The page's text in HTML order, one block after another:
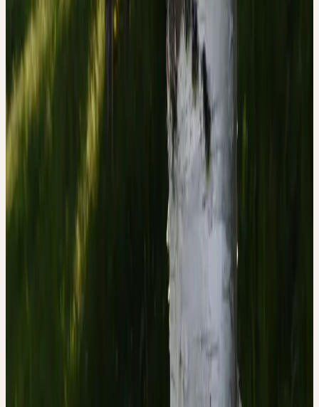
goutte et les affections rhumatismales. La sève de bouleau, récoltée
en mars avant le débourrement, était bue comme tonique général et
«purificateur du sang». En externe, les feuilles et le goudron de
bouleau étaient utilisés pour les maladies cutanées, notamment le
psoriasis et l'eczéma.
Dans la sémiologie Ceres, le bouleau incarne la clarté lumineuse et
la dépuration: les troncs blancs, le feuillage pendant et lumineux,
la délicatesse des chatons — le bouleau est la plante du printemps
aéré et clair, qui libère tout ce qui est devenu lourd.
1. Hänsel, R. & Steinegger, E. Hänsel / Sticher
Pharmakognosie Phytopharmazie. (Wissenschaftliche
Verlagsgesellschaft GmbH, Stuttgart, Deutschland, 2015).
2. Madaus, G. MADAUS LEHRBUCH DER
BIOLOGISCHEN HEILMITTEL BAND 1-11. (mediamed
3. Committee on Herbal Medicinal Products (HMPC).
European Union herbal monograph on Betula pendula Roth
and/or Betula pubescens Ehrh. as well as hybrids of both
species, folium. EMA/HMPC/5, (2014).